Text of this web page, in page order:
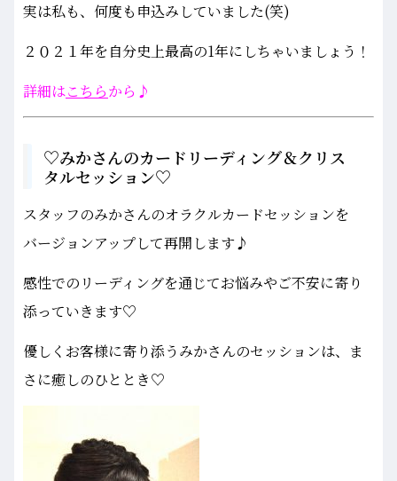
実は私も、何度も申込みしていました(笑)
２０２１年を自分史上最高の1年にしちゃいましょう！
詳細はこちらから♪
♡みかさんのカードリーディング＆クリス
タルセッション♡
スタッフのみかさんのオラクルカードセッションを
バージョンアップして再開します♪
感性でのリーディングを通じてお悩みやご不安に寄り
添っていきます♡
優しくお客様に寄り添うみかさんのセッションは、ま
さに癒しのひととき♡